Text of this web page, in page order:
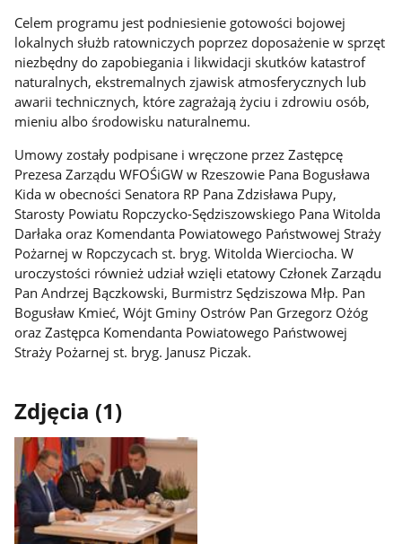
Celem programu jest podniesienie gotowości bojowej
lokalnych służb ratowniczych poprzez doposażenie w sprzęt
niezbędny do zapobiegania i likwidacji skutków katastrof
naturalnych, ekstremalnych zjawisk atmosferycznych lub
awarii technicznych, które zagrażają życiu i zdrowiu osób,
mieniu albo środowisku naturalnemu.
Umowy zostały podpisane i wręczone przez Zastępcę
Prezesa Zarządu WFOŚiGW w Rzeszowie Pana Bogusława
Kida w obecności Senatora RP Pana Zdzisława Pupy,
Starosty Powiatu Ropczycko-Sędziszowskiego Pana Witolda
Darłaka oraz Komendanta Powiatowego Państwowej Straży
Pożarnej w Ropczycach st. bryg. Witolda Wierciocha. W
uroczystości również udział wzięli etatowy Członek Zarządu
Pan Andrzej Bączkowski, Burmistrz Sędziszowa Młp. Pan
Bogusław Kmieć, Wójt Gminy Ostrów Pan Grzegorz Ożóg
oraz Zastępca Komendanta Powiatowego Państwowej
Straży Pożarnej st. bryg. Janusz Piczak.
Zdjęcia (1)